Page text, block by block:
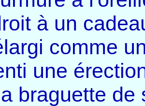
à un
comme
une
braguette